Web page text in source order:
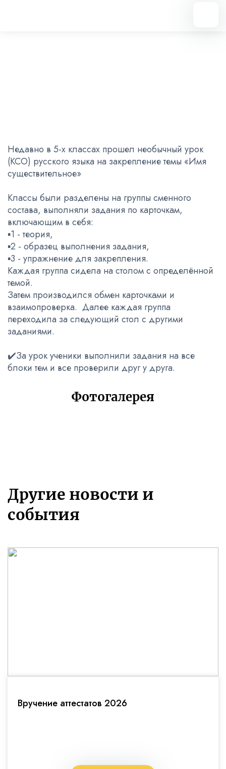
Недавно в 5-х классах прошел необычный урок
(КСО) русского языка на закрепление темы «Имя
существительное»
Классы были разделены на группы сменного
состава, выполняли задания по карточкам,
включающим в себя:
▪️1 - теория,
▪️2 - образец выполнения задания,
▪️3 - упражнение для закрепления.
Каждая группа сидела на столом с определённой
темой.
Затем производился обмен карточками и
взаимопроверка. Далее каждая группа
переходила за следующий стол с другими
заданиями.
✔️За урок ученики выполнили задания на все
блоки тем и все проверили друг у друга.
Фотогалерея
Другие новости и
события
Вручение аттестатов 2026